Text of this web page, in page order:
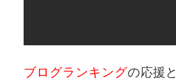
ブログランキングの応援と